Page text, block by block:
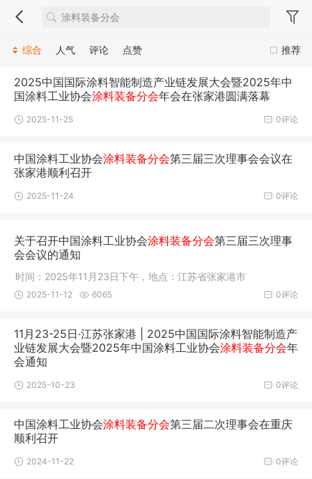
推荐
综合 人气 评论 点赞
2025中国国际涂料智能制造产业链发展大会暨2025年中
国涂料工业协会涂料装备分会年会在张家港圆满落幕
0评论
2025-11-25
中国涂料工业协会涂料装备分会第三届三次理事会会议在
张家港顺利召开
0评论
2025-11-24
关于召开中国涂料工业协会涂料装备分会第三届三次理事
会会议的通知
时间：2025年11月23日下午，地点：江苏省张家港市
0评论
2025-11-12 6065
11月23-25日·江苏张家港 | 2025中国国际涂料智能制造产
业链发展大会暨2025年中国涂料工业协会涂料装备分会年
会通知
0评论
2025-10-23
中国涂料工业协会涂料装备分会第三届二次理事会在重庆
顺利召开
0评论
2024-11-22